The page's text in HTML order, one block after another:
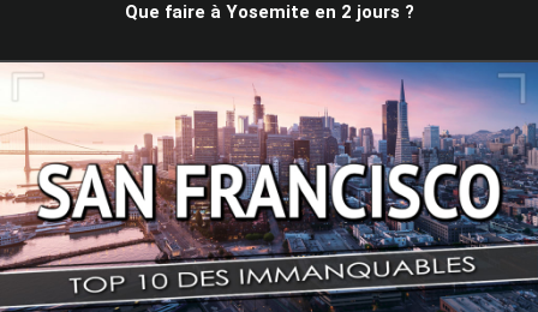
Que faire à Yosemite en 2 jours ?